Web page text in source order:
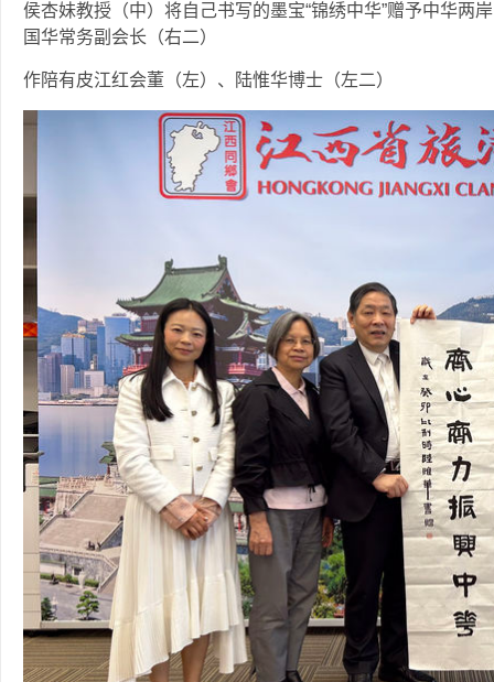
侯杏妹教授（中）将自己书写的墨宝“锦绣中华”赠予中华两
国华常务副会长（右二）
作陪有皮江红会董（左）、陆惟华博士（左二）